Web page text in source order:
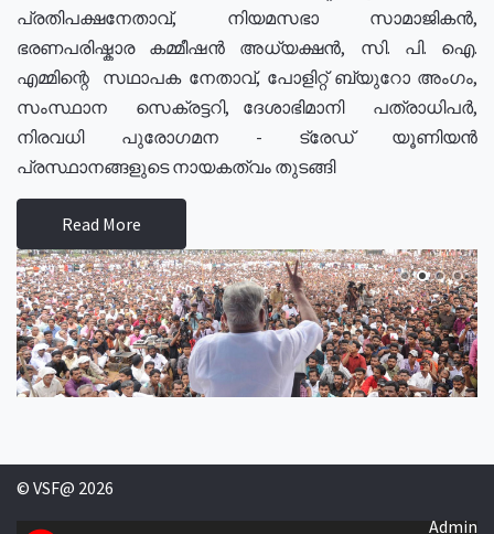
പ്രതിപക്ഷനേതാവ്, നിയമസഭാ സാമാജികൻ,
ഭരണപരിഷ്കാര കമ്മീഷൻ അധ്യക്ഷൻ, സി. പി. ഐ.
എമ്മിന്റെ സഥാപക നേതാവ്, പോളിറ്റ് ബ്യുറോ അംഗം,
സംസ്ഥാന സെക്രട്ടറി, ദേശാഭിമാനി പത്രാധിപർ,
നിരവധി പുരോഗമന - ട്രേഡ് യൂണിയൻ
പ്രസ്ഥാനങ്ങളുടെ നായകത്വം തുടങ്ങി
Read More
© VSF@ 2026
Admin